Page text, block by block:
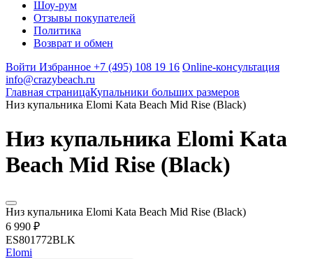
Шоу-рум
Отзывы покупателей
Политика
Возврат и обмен
Войти Избранное +7 (495) 108 19 16 Online-консультация
info@crazybeach.ru
Главная страницаКупальники больших размеров
Низ купальника Elomi Kata Beach Mid Rise (Black)
Низ купальника Elomi Kata
Beach Mid Rise (Black)
Низ купальника Elomi Kata Beach Mid Rise (Black)
6 990 ₽
ES801772BLK
Elomi